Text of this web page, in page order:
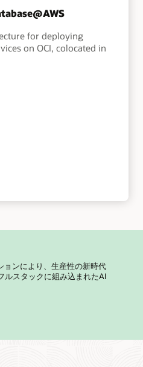
for deploying
on OCI, colocated in
ョンにより、生産性の新時代
ルスタックに組み込まれたAI